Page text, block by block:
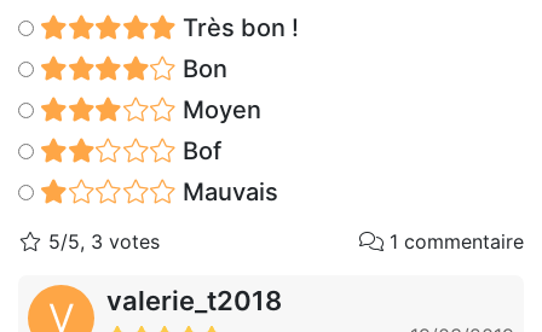
Très bon !
Bon
Moyen
Bof
Mauvais
5/5, 3 votes 1 commentaire
V valerie_t2018